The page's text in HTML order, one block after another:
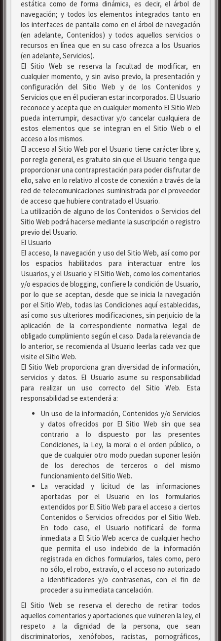
estática como de forma dinámica, es decir, el árbol de
navegación; y todos los elementos integrados tanto en
los interfaces de pantalla como en el árbol de navegación
(en adelante, Contenidos) y todos aquellos servicios o
recursos en línea que en su caso ofrezca a los Usuarios
(en adelante, Servicios).
El Sitio Web se reserva la facultad de modificar, en
cualquier momento, y sin aviso previo, la presentación y
configuración del Sitio Web y de los Contenidos y
Servicios que en él pudieran estar incorporados. El Usuario
reconoce y acepta que en cualquier momento El Sitio Web
pueda interrumpir, desactivar y/o cancelar cualquiera de
estos elementos que se integran en el Sitio Web o el
acceso a los mismos.
El acceso al Sitio Web por el Usuario tiene carácter libre y,
por regla general, es gratuito sin que el Usuario tenga que
proporcionar una contraprestación para poder disfrutar de
ello, salvo en lo relativo al coste de conexión a través de la
red de telecomunicaciones suministrada por el proveedor
de acceso que hubiere contratado el Usuario.
La utilización de alguno de los Contenidos o Servicios del
Sitio Web podrá hacerse mediante la suscripción o registro
previo del Usuario.
El Usuario
El acceso, la navegación y uso del Sitio Web, así como por
los espacios habilitados para interactuar entre los
Usuarios, y el Usuario y El Sitio Web, como los comentarios
y/o espacios de blogging, confiere la condición de Usuario,
por lo que se aceptan, desde que se inicia la navegación
por el Sitio Web, todas las Condiciones aquí establecidas,
así como sus ulteriores modificaciones, sin perjuicio de la
aplicación de la correspondiente normativa legal de
obligado cumplimiento según el caso. Dada la relevancia de
lo anterior, se recomienda al Usuario leerlas cada vez que
visite el Sitio Web.
El Sitio Web proporciona gran diversidad de información,
servicios y datos. El Usuario asume su responsabilidad
para realizar un uso correcto del Sitio Web. Esta
responsabilidad se extenderá a:
Un uso de la información, Contenidos y/o Servicios
y datos ofrecidos por El Sitio Web sin que sea
contrario a lo dispuesto por las presentes
Condiciones, la Ley, la moral o el orden público, o
que de cualquier otro modo puedan suponer lesión
de los derechos de terceros o del mismo
funcionamiento del Sitio Web.
La veracidad y licitud de las informaciones
aportadas por el Usuario en los formularios
extendidos por El Sitio Web para el acceso a ciertos
Contenidos o Servicios ofrecidos por el Sitio Web.
En todo caso, el Usuario notificará de forma
inmediata a El Sitio Web acerca de cualquier hecho
que permita el uso indebido de la información
registrada en dichos formularios, tales como, pero
no sólo, el robo, extravío, o el acceso no autorizado
a identificadores y/o contraseñas, con el fin de
proceder a su inmediata cancelación.
El Sitio Web se reserva el derecho de retirar todos
aquellos comentarios y aportaciones que vulneren la ley, el
respeto a la dignidad de la persona, que sean
discriminatorios, xenófobos, racistas, pornográficos,